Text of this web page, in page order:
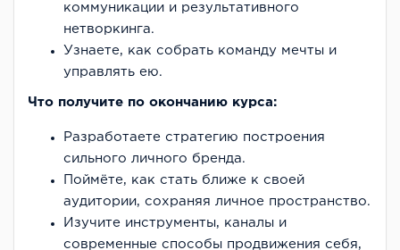
коммуникации и результативного
нетворкинга.
Узнаете, как собрать команду мечты и
управлять ею.
Что получите по окончанию курса:
Разработаете стратегию построения
сильного личного бренда.
Поймёте, как стать ближе к своей
аудитории, сохраняя личное пространство.
Изучите инструменты, каналы и
современные способы продвижения себя,